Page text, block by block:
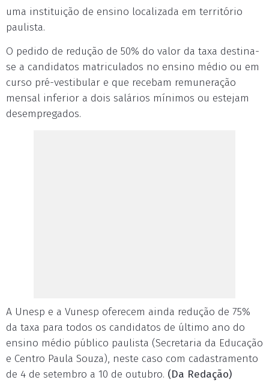
uma instituição de ensino localizada em território
paulista.
O pedido de redução de 50% do valor da taxa destina-
se a candidatos matriculados no ensino médio ou em
curso pré-vestibular e que recebam remuneração
mensal inferior a dois salários mínimos ou estejam
desempregados.
A Unesp e a Vunesp oferecem ainda redução de 75%
da taxa para todos os candidatos de último ano do
ensino médio público paulista (Secretaria da Educação
e Centro Paula Souza), neste caso com cadastramento
de 4 de setembro a 10 de outubro. (Da Redação)